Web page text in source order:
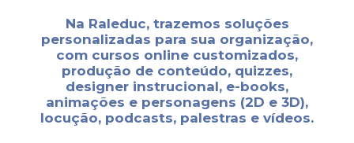
Na Raleduc, trazemos soluções
personalizadas para sua organização,
com cursos online customizados,
produção de conteúdo, quizzes,
designer instrucional, e-books,
animações e personagens (2D e 3D),
locução, podcasts, palestras e vídeos.